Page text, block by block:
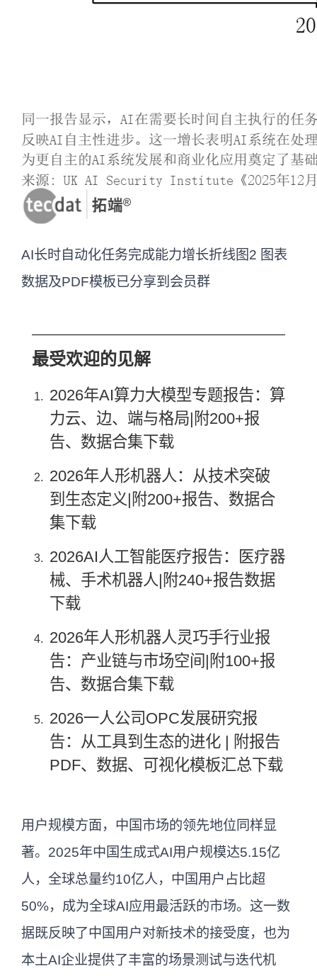
AI长时自动化任务完成能力增长折线图2 图表
数据及PDF模板已分享到会员群
最受欢迎的见解
2026年AI算力大模型专题报告：算
力云、边、端与格局|附200+报
告、数据合集下载
2026年人形机器人：从技术突破
到生态定义|附200+报告、数据合
集下载
2026AI人工智能医疗报告：医疗器
械、手术机器人|附240+报告数据
下载
2026年人形机器人灵巧手行业报
告：产业链与市场空间|附100+报
告、数据合集下载
2026一人公司OPC发展研究报
告：从工具到生态的进化 | 附报告
PDF、数据、可视化模板汇总下载
用户规模方面，中国市场的领先地位同样显
著。2025年中国生成式AI用户规模达5.15亿
人，全球总量约10亿人，中国用户占比超
50%，成为全球AI应用最活跃的市场。这一数
据既反映了中国用户对新技术的接受度，也为
本土AI企业提供了丰富的场景测试与迭代机